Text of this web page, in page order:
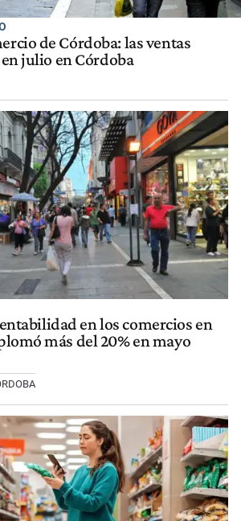
de Córdoba: las ventas
julio en Córdoba
en los comercios en
más del 20% en mayo